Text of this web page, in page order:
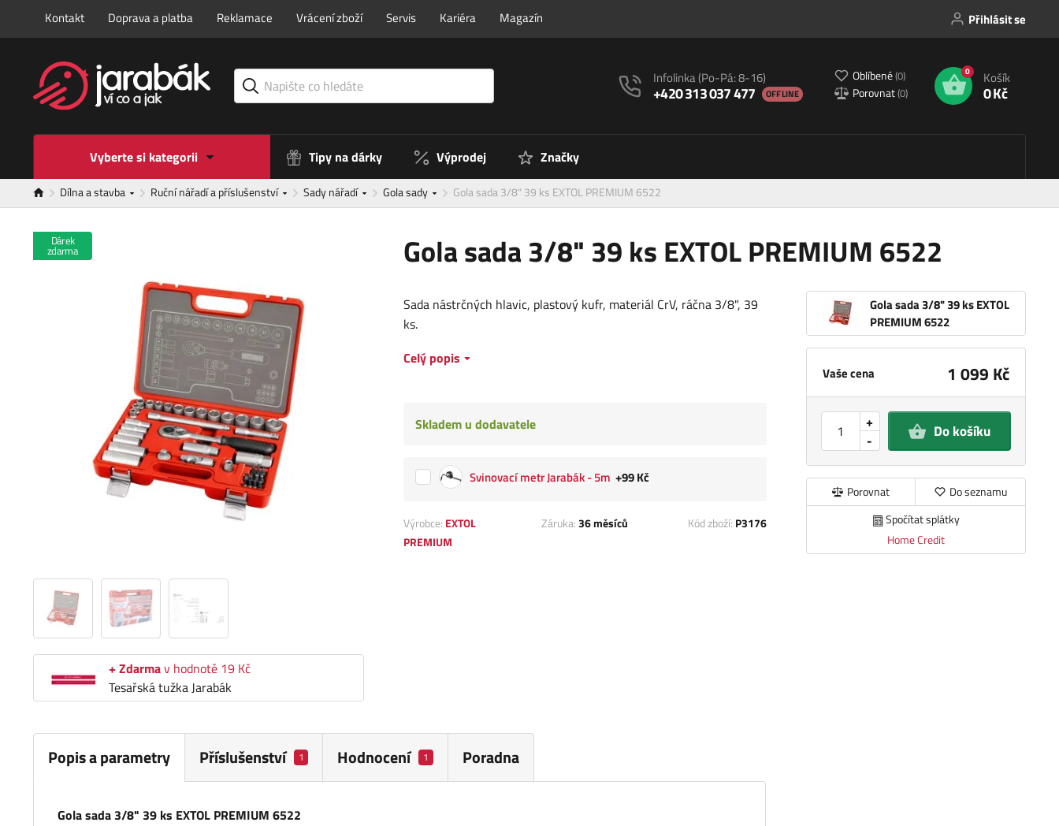
Kontakt Doprava a platba Reklamace Vrácení zboží Servis Kariéra Magazín Přihlásit se
Infolinka(Po-Pá: 8-16)
+420 313 037 477 OFFLINE
Oblíbené(0)
Porovnat(0)
0 Košík
0 Kč
Vyberte si kategorii Tipy na dárky Výprodej Značky
Dílna a stavba Ruční nářadí a příslušenství Sady nářadí Gola sady Gola sada 3/8" 39 ks EXTOL PREMIUM 6522
Gola sada 3/8" 39 ks EXTOL PREMIUM 6522
Dárek
zdarma
+ Zdarmav hodnotě 19 Kč
Tesařská tužka Jarabák
Gola sada 3/8" 39 ks EXTOL
PREMIUM 6522
Vaše cena 1 099 Kč
-
+ Do košíku
Porovnat
Do seznamu
Spočítat splátky
Home Credit
Sada nástrčných hlavic, plastový kufr, materiál CrV, ráčna 3/8", 39
ks.
Celý popis
Skladem u dodavatele
Svinovací metr Jarabák - 5m +99 Kč
Výrobce: EXTOL
PREMIUM
Záruka:36 měsíců Kód zboží: P3176
Popis a parametry Příslušenství 1 Hodnocení 1 Poradna
Gola sada 3/8" 39 ks EXTOL PREMIUM 6522